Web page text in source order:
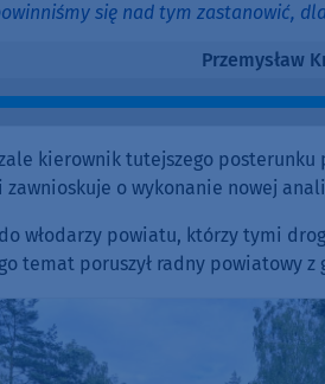
się nad tym zastanowić,
Przemysław
kierownik tutejszego posterunku
o wykonanie nowej
włodarzy powiatu, którzy tymi
temat poruszył radny powiatowy z